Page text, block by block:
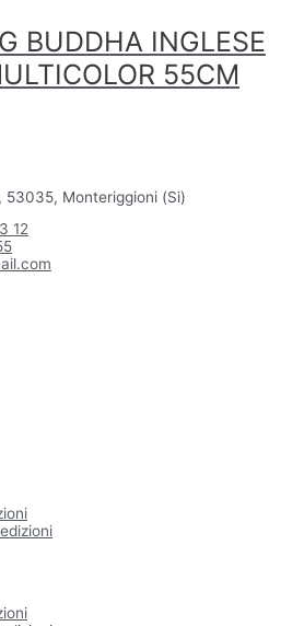
BUDDHA INGLESE
55CM
53035, Monteriggioni (Si)
12